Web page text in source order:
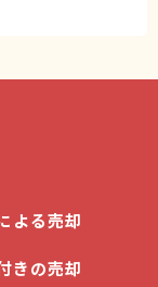
よる売却
きの売却